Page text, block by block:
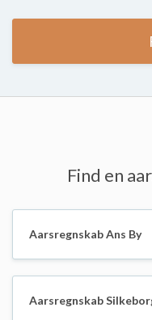
Find en
Aarsregnskab Ans By
Aarsregnskab